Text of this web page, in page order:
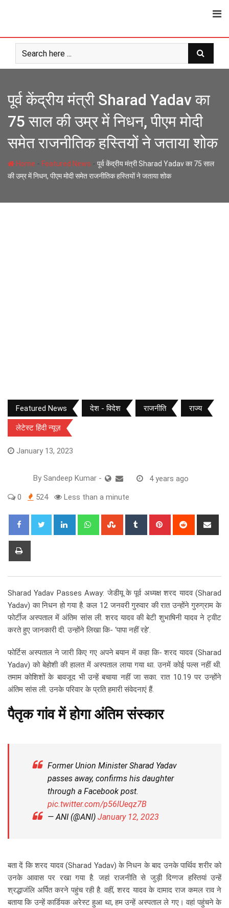
पूर्व केंद्रीय मंत्री Sharad Yadav का
75 साल की उम्र में निधन, पीएम मोदी
समेत राजनीतिक हस्तियों ने जताया शोक
Home - Featured News - पूर्व केंद्रीय मंत्री Sharad Yadav का 75 साल
की उम्र में निधन, पीएम मोदी समेत राजनीतिक हस्तियों ने जताया शोक
Featured News देश - विदेश राजनीति राज्य
लेटेस्ट हिंदी न्यूज़
January 13, 2023
By Sandeep Kumar - 4 years ago
0 524 Less than a minute
LinkedIn WhatsappStumbleUpon
Tumblr Pinterest Reddit
Sharad Yadav Passes Away: जेडीयू के पूर्व अध्यक्ष शरद यादव (Sharad
Yadav) का निधन हो गया है. कल 12 जनवरी गुरुवार की रात उन्होंने गुरुग्राम के
फोर्टीज अस्पताल में अंतिम सांस ली. शरद यादव की बेटी शुभाषिनी यादव ने ट्वीट
करते हुए जानकारी दी. उन्होंने लिखा कि- ‘पापा नहीं रहे’.
फोर्टिस अस्पताल ने जारी किए गए अपने बयान में कहा कि- शरद यादव (Sharad
Yadav) को बेहोशी की हालत में अस्पताल लाया गया था. उनमें कोई पल्स नहीं थी.
तमाम कोशिशों के बावजूद भी उन्हें बचाया नहीं जा सका. रात 10.19 पर उन्होंने
अंतिम सांस ली. उनके परिवार के प्रति हमारी संवेदनाएं हैं.
पैतृक गांव में होगा अंतिम संस्कार
Former Union Minister Sharad Yadav
passes away, confirms his daughter
through a Facebook post.
pic.twitter.com/p56lUeqz7B
— ANI (@ANI) January 12, 2023
बता दें कि शरद यादव (Sharad Yadav) के निधन के बाद उनके पार्थिव शरीर को
उनके आवास पर रखा गया है. जहां राजनीति से जुड़ी दिग्गज हस्तियां उन्हें
श्रद्धाजंलि अर्पित करने पहुंच रही है. वहीं, शरद यादव के दामाद राज कमल राव ने
बताया कि उन्हें कार्डियक अरेस्ट हुआ था, हम उन्हें अस्पताल ले गए। वहां पहुंचने के